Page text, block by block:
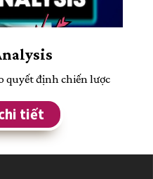
tiết
quyết định chiến lược